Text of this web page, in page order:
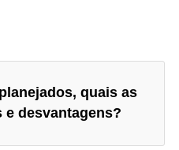
quais as
e desvantagens?